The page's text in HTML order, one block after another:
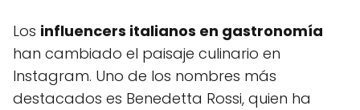
Los influencers italianos en gastronomía
han cambiado el paisaje culinario en
Instagram. Uno de los nombres más
destacados es Benedetta Rossi, quien ha